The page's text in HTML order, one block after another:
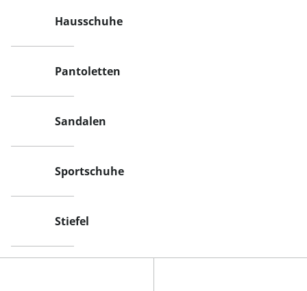
Hausschuhe
Pantoletten
Sandalen
Sportschuhe
Stiefel